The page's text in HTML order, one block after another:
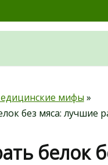
мифы
без мяса: лучшие
белок